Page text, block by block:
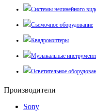
Системы нелинейного
Съемочное оборудование
Квадрокоптеры
Музыкальные
Осветительное
Производители
Sony